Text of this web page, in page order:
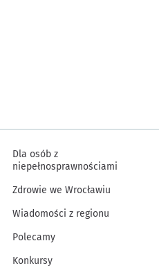
Dla osób z
niepełnosprawnościami
Zdrowie we Wrocławiu
Wiadomości z regionu
Polecamy
Konkursy